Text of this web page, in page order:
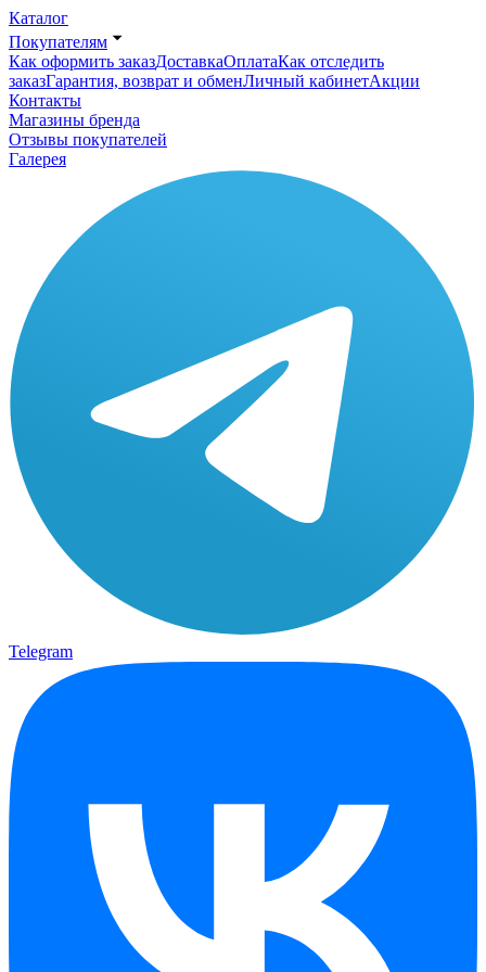
Каталог
Покупателям
Как оформить заказДоставкаОплатаКак отследить
заказГарантия, возврат и обменЛичный кабинетАкции
Контакты
Магазины бренда
Отзывы покупателей
Галерея
Telegram